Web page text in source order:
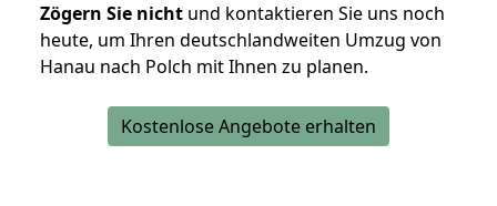
Zögern Sie nicht und kontaktieren Sie uns noch
heute, um Ihren deutschlandweiten Umzug von
Hanau nach Polch mit Ihnen zu planen.
Kostenlose Angebote erhalten